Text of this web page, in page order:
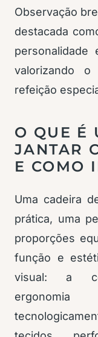
Observação
destacada
personalidade
valorizando
refeição
O QUE É
JANTAR
E COMO
Uma cadeira
prática, uma
proporções
função e
visual: a